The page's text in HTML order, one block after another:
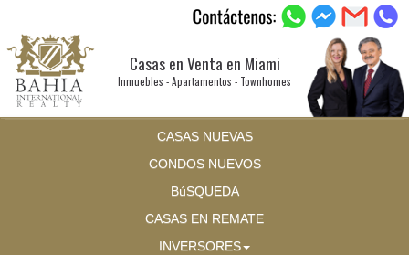
Casas en Venta en Miami
Inmuebles - Apartamentos - Townhomes
CASAS NUEVAS
CONDOS NUEVOS
BúSQUEDA
CASAS EN REMATE
INVERSORES